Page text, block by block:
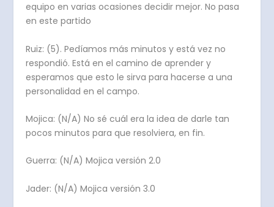
equipo en varias ocasiones decidir mejor. No pasa
en este partido
Ruiz: (5). Pedíamos más minutos y está vez no
respondió. Está en el camino de aprender y
esperamos que esto le sirva para hacerse a una
personalidad en el campo.
Mojica: (N/A) No sé cuál era la idea de darle tan
pocos minutos para que resolviera, en fin.
Guerra: (N/A) Mojica versión 2.0
Jader: (N/A) Mojica versión 3.0